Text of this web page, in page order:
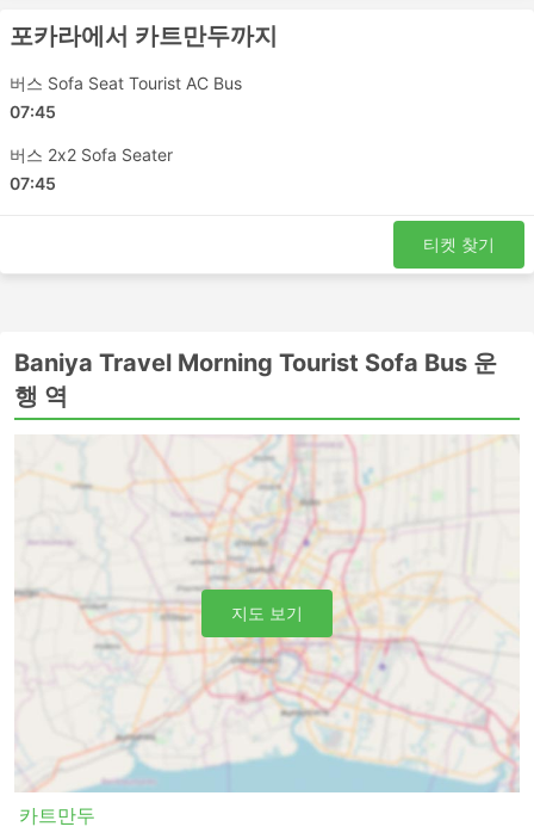
을 운행하며 가장 인기 있는 노선 목록은 다음과 같습니다.
카트만두 - 포카라
바이아스 - 카트만두
Baniya Travel Morning Tourist Sofa
제공됩니다. 로컬, 익스프레스 또는 일반 버스라고 할 수 있
습니다. 이것은 짧은 여행에 좋은 선택입니다. 수면 좌석이
있는 버스 또는 VIP 버스는 장거리 및 야간 여행 모두에 적
합합니다. 침대나 넓고 푹신한 등받이가 있는 좌석이 제공되
며 때로는 빌트인 마사지 옵션, 담요, 음료 및 간식이 제공되
거나에서 화장실 이용시간 또는 버스가 주유를 하는 동안 식
사가 제공됩니다. 야간 버스로 여행하면 호텔비를 절약할 수
있지만 가장 편안한 승차를 위해 버스 등급을 현명하게 선택
하세요. 가격은 항상 주행 거리와 버스 유형에 따라 다릅니
다. 일부 단거리 여행의 경우, 일반 버스로 여행하는 데 소요
되는 시간을 두 배로 절약할 수 있으므로 추가 비용을 투자
하고 VIP 버스 좌석을 구입하는 것이 좋습니다.
버스 여행 장단점
버스 여행 장점
버스는 기차나 비행기로 갈 수 없는 여행지로 가는 최
고의 선택입니다. 버스 네트워크는 종종 거의 전국을
포카라에서 카트만두까지
버스 Sofa Seat Tourist AC Bus
07:45
버스 2x2 Sofa Seater
07:45
티켓 찾기
Baniya Travel Morning Tourist Sofa Bus 운
행 역
카트만두
지도 보기